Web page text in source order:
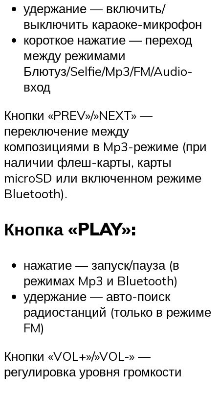
удержание — включить/
выключить караоке-микрофон
короткое нажатие — переход
между режимами
Блютуз/Selfie/Mp3/FM/Audio-
вход
Кнопки «PREV»/»NEXT» —
переключение между
композициями в Mp3-режиме (при
наличии флеш-карты, карты
microSD или включенном режиме
Bluetooth).
Кнопка «PLAY»:
нажатие — запуск/пауза (в
режимах Mp3 и Bluetooth)
удержание — авто-поиск
радиостанций (только в режиме
FM)
Кнопки «VOL+»/»VOL-» —
регулировка уровня громкости